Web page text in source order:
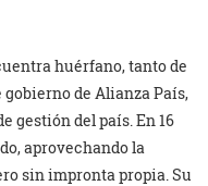
huérfano, tanto de
de Alianza País,
gestión del país. En 16
aprovechando la
sin impronta propia. Su